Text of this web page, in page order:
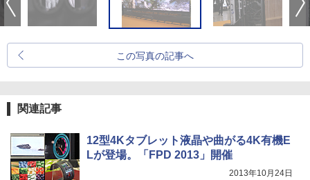
この写真の記事へ
関連記事
12型4Kタブレット液晶や曲がる4K有機E
Lが登場。「FPD 2013」開催
2013年10月24日